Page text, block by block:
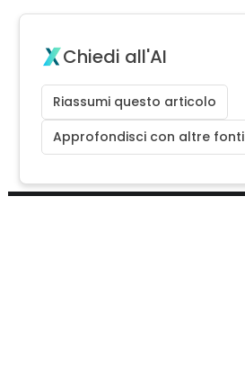
Chiedi all'AI
Riassumi questo articolo
Approfondisci con altre fonti